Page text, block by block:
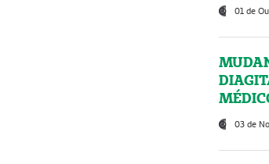
01 de
03 de